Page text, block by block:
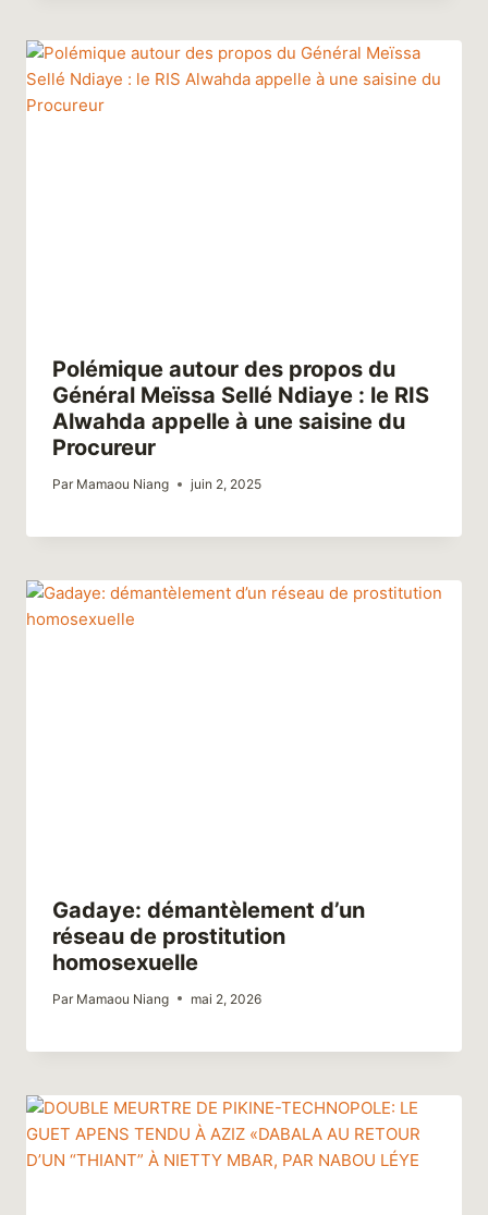
Polémique autour des propos du
Général Meïssa Sellé Ndiaye : le RIS
Alwahda appelle à une saisine du
Procureur
Par Mamaou Niang juin 2, 2025
Gadaye: démantèlement d’un
réseau de prostitution
homosexuelle
Par Mamaou Niang mai 2, 2026